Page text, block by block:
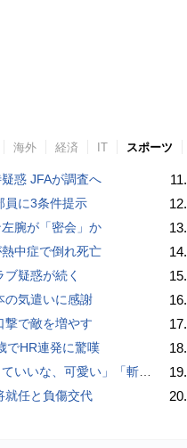
海外 経済 IT スポーツ
惑 JFAが調査へ
員に3条件提示
腕が「密会」か
中症で倒れ死亡
疑惑が続く
の気遣いに感謝
撃で敵を増やす
でHR連発に驚嘆
日本国際大昌平、アルプス彩ったフラダンス部の応援に反響 部員は感無量「夢を見ているよう」
就任と負傷交代
11.
12.
13.
14.
15.
16.
17.
18.
19.
20.